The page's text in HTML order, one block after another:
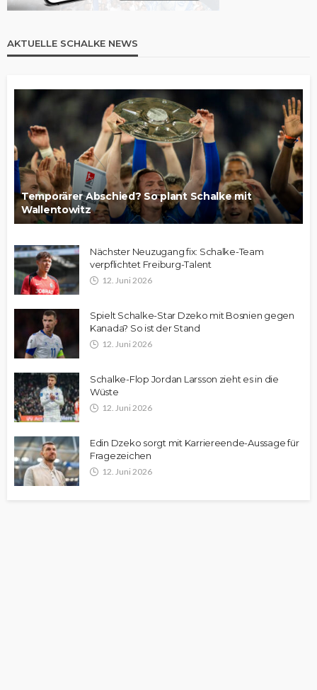
AKTUELLE SCHALKE NEWS
Temporärer Abschied? So plant Schalke mit
Wallentowitz
Nächster Neuzugang fix: Schalke-Team
verpflichtet Freiburg-Talent
12. Juni 2026
Spielt Schalke-Star Dzeko mit Bosnien gegen
Kanada? So ist der Stand
12. Juni 2026
Schalke-Flop Jordan Larsson zieht es in die
Wüste
12. Juni 2026
Edin Dzeko sorgt mit Karriereende-Aussage für
Fragezeichen
12. Juni 2026